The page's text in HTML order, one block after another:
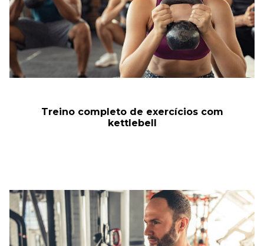
Treino completo de exercícios com
kettlebell